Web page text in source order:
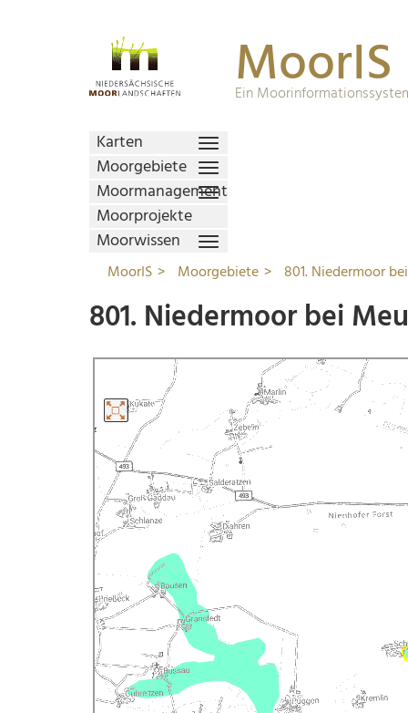
MoorIS
Ein
Karten
Moorgebiete
Moormanagement
Moorprojekte
Moorwissen
MoorIS Moorgebiete 801. Niedermoor
801. Niedermoor bei